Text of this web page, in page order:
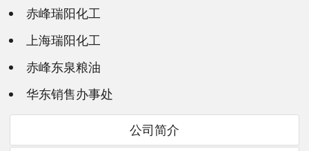
赤峰瑞阳化工
上海瑞阳化工
赤峰东泉粮油
华东销售办事处
公司简介